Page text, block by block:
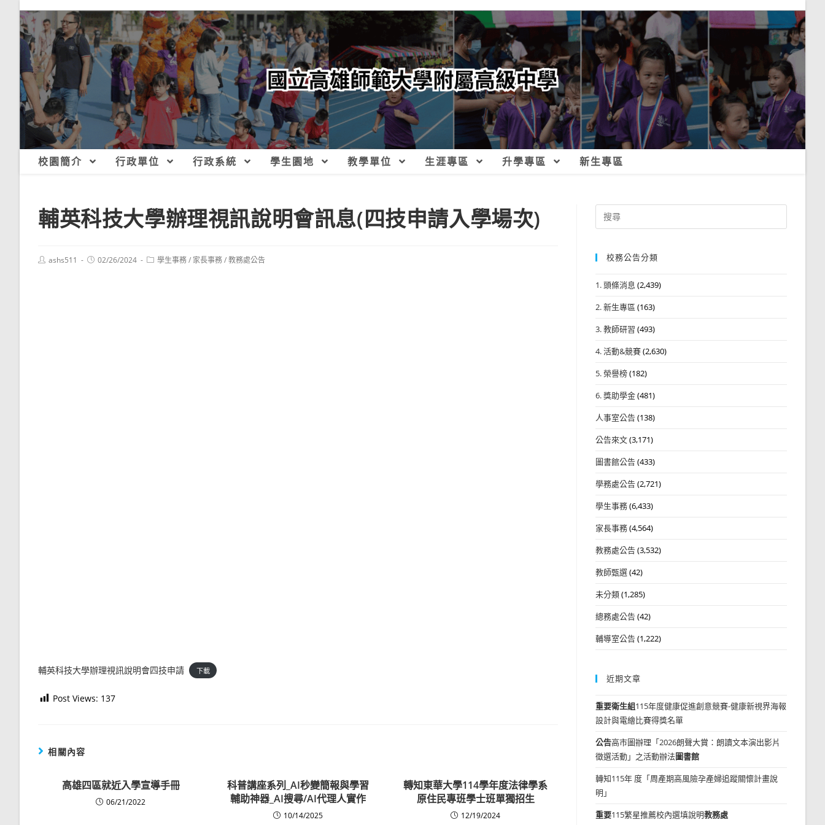
校園簡介 行政單位 行政系統 學生園地 教學單位 生涯專區 升學專區 新生專區
輔英科技大學辦理視訊說明會訊息(四技申請入學場次)
Postashs511
Post02/26/2024
Post學生事務/ 家長事務/教務處公告
輔英科技大學辦理視訊說明會四技申請 下載
Post Views: 137
相關內容
高雄四區就近入學宣導手冊
06/21/2022
科普講座系列_AI秒變簡報與學習
輔助神器_AI搜尋/AI代理人實作
10/14/2025
轉知東華大學114學年度法律學系
原住民專班學士班單獨招生
12/19/2024
Search
for:
校務公告分類
1. 頭條消息 (2,439)
2. 新生專區 (163)
3. 教師研習 (493)
4. 活動&競賽(2,630)
5. 榮譽榜(182)
6. 獎助學金(481)
人事室公告(138)
公告來文(3,171)
圖書館公告(433)
學務處公告(2,721)
學生事務(6,433)
家長事務(4,564)
教務處公告(3,532)
教師甄選(42)
未分類(1,285)
總務處公告(42)
輔導室公告(1,222)
近期文章
重要衛生組115年度健康促進創意競賽-健康新視界海報
設計與電繪比賽得獎名單
公告高市圖辦理「2026朗聲大賞：朗讀文本演出影片
徵選活動」之活動辦法圖書館
轉知115年 度「周產期高風險孕產婦追蹤關懷計畫說
明」
重要115繁星推薦校內選填說明教務處